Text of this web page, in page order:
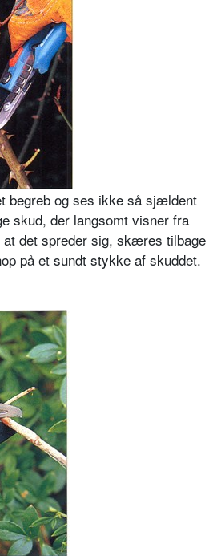
begreb og ses ikke så sjældent
skud, der langsomt visner fra
at det spreder sig, skæres tilbage
på et sundt stykke af skuddet.